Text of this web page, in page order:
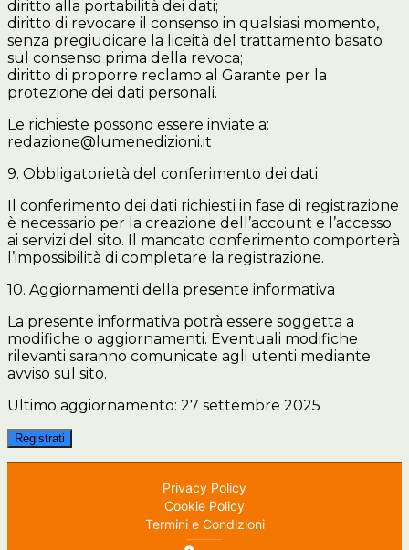
diritto alla portabilità dei dati;
diritto di revocare il consenso in qualsiasi momento,
senza pregiudicare la liceità del trattamento basato
sul consenso prima della revoca;
diritto di proporre reclamo al Garante per la
protezione dei dati personali.
Le richieste possono essere inviate a:
redazione@lumenedizioni.it
9. Obbligatorietà del conferimento dei dati
Il conferimento dei dati richiesti in fase di registrazione
è necessario per la creazione dell’account e l’accesso
ai servizi del sito. Il mancato conferimento comporterà
l’impossibilità di completare la registrazione.
10. Aggiornamenti della presente informativa
La presente informativa potrà essere soggetta a
modifiche o aggiornamenti. Eventuali modifiche
rilevanti saranno comunicate agli utenti mediante
avviso sul sito.
Ultimo aggiornamento: 27 settembre 2025
Registrati
Privacy Policy
Cookie Policy
Termini e Condizioni
⸻